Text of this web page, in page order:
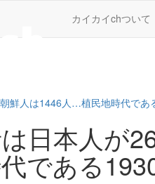
カイカイchついて
鮮人は1446人…植民地時代であ
日本人が
である